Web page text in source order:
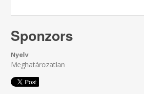
Sponzors
Nyelv
Meghatározatlan